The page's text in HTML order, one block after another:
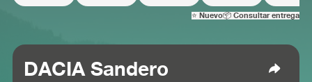
⭐ Nuevo📦 Consultar entrega
DACIA Sandero